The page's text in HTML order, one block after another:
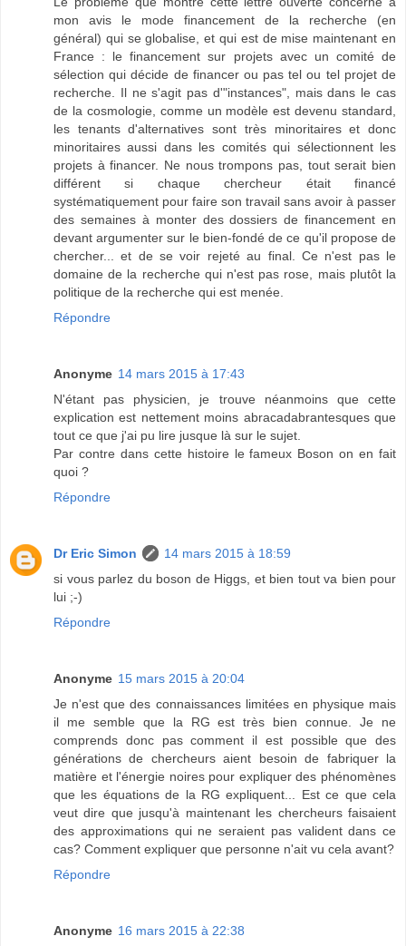
mon avis le mode financement de la recherche (en
général) qui se globalise, et qui est de mise maintenant en
France : le financement sur projets avec un comité de
sélection qui décide de financer ou pas tel ou tel projet de
recherche. Il ne s'agit pas d'"instances", mais dans le cas
de la cosmologie, comme un modèle est devenu standard,
les tenants d'alternatives sont très minoritaires et donc
minoritaires aussi dans les comités qui sélectionnent les
projets à financer. Ne nous trompons pas, tout serait bien
différent si chaque chercheur était financé
systématiquement pour faire son travail sans avoir à passer
des semaines à monter des dossiers de financement en
devant argumenter sur le bien-fondé de ce qu'il propose de
chercher... et de se voir rejeté au final. Ce n'est pas le
domaine de la recherche qui n'est pas rose, mais plutôt la
politique de la recherche qui est menée.
Répondre
Anonyme 14 mars 2015 à 17:43
N'étant pas physicien, je trouve néanmoins que cette
explication est nettement moins abracadabrantesques que
tout ce que j'ai pu lire jusque là sur le sujet.
Par contre dans cette histoire le fameux Boson on en fait
quoi ?
Répondre
Dr Eric Simon
14 mars 2015 à 18:59
si vous parlez du boson de Higgs, et bien tout va bien pour
lui ;-)
Répondre
Anonyme 15 mars 2015 à 20:04
Je n'est que des connaissances limitées en physique mais
il me semble que la RG est très bien connue. Je ne
comprends donc pas comment il est possible que des
générations de chercheurs aient besoin de fabriquer la
matière et l'énergie noires pour expliquer des phénomènes
que les équations de la RG expliquent... Est ce que cela
veut dire que jusqu'à maintenant les chercheurs faisaient
des approximations qui ne seraient pas valident dans ce
cas? Comment expliquer que personne n'ait vu cela avant?
Répondre
Anonyme 16 mars 2015 à 22:38